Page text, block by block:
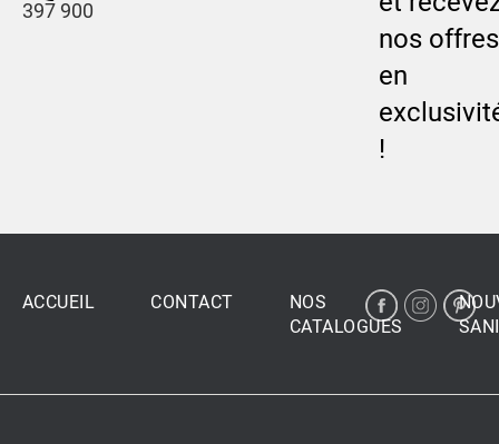
397 900
nos offres
en
!
ACCUEIL CONTACT
NOS
CATALOGUES